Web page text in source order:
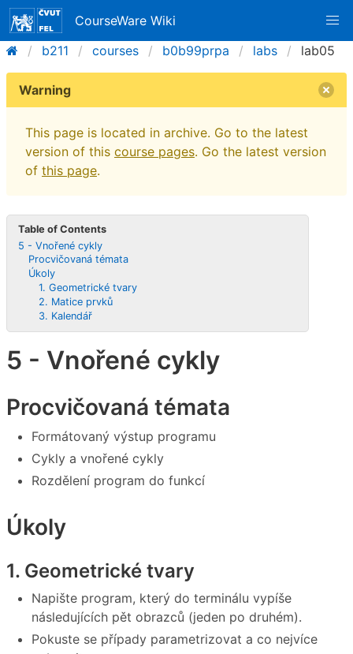
CourseWare Wiki
b211
courses b0b99prpa labs lab05
Warning
This page is located in archive. Go to the latest
version of this course pages. Go the latest version
of this page.
Table of Contents
5 - Vnořené cykly
Procvičovaná témata
Úkoly
1. Geometrické tvary
2. Matice prvků
3. Kalendář
5 - Vnořené cykly
Procvičovaná témata
Formátovaný výstup programu
Cykly a vnořené cykly
Rozdělení program do funkcí
Úkoly
1. Geometrické tvary
Napište program, který do terminálu vypíše
následujících pět obrazců (jeden po druhém).
Pokuste se případy parametrizovat a co nejvíce